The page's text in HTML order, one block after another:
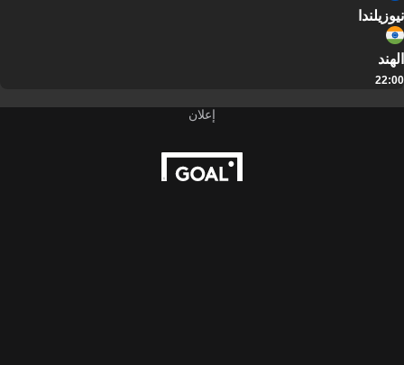
نيوزيلندا
الهند
22:00